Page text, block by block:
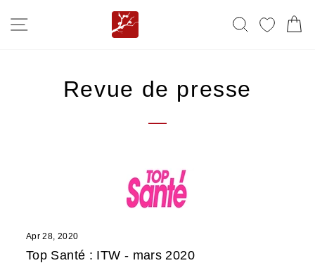
SITE NAVIGATION SEARCH
MY
Revue de presse
Apr 28, 2020
Top Santé : ITW - mars 2020